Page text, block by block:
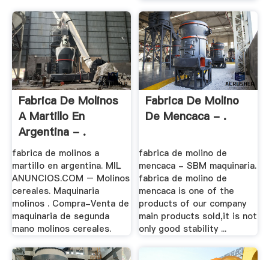
Fabrica De Molinos
A Martillo En
Argentina - .
fabrica de molinos a
martillo en argentina. MIL
ANUNCIOS.COM – Molinos
cereales. Maquinaria
molinos . Compra-Venta de
maquinaria de segunda
mano molinos cereales.
Fabrica De Molino
De Mencaca - .
fabrica de molino de
mencaca - SBM maquinaria.
fabrica de molino de
mencaca is one of the
products of our company
main products sold,it is not
only good stability ...